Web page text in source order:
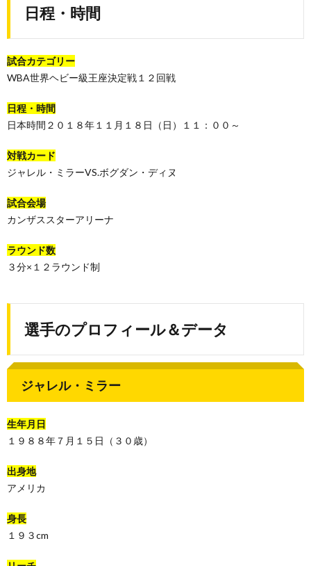
日程・時間
試合カテゴリー
WBA世界ヘビー級王座決定戦１２回戦
日程・時間
日本時間２０１８年１１月１８日（日）１１：００～
対戦カード
ジャレル・ミラーVS.ボグダン・ディヌ
試合会場
カンザススターアリーナ
ラウンド数
３分×１２ラウンド制
選手のプロフィール＆データ
ジャレル・ミラー
生年月日
１９８８年７月１５日（３０歳）
出身地
アメリカ
身長
１９３cm